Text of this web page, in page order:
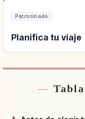
Patrocinado
Planifica tu viaje